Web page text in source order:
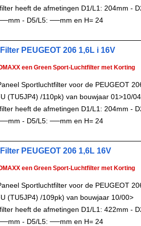
heeft de afmetingen D1/L1: 204mm -
- D5/L5: ──mm en H= 24
PEUGEOT 206 1,6L i 16V
een Green Sport-Luchtfilter met Korting
Sportluchtfilter voor de PEUGEOT
(TU5JP4) /110pk) van bouwjaar 01>10/04
heeft de afmetingen D1/L1: 204mm -
- D5/L5: ──mm en H= 24
PEUGEOT 206 1,6L 16V
een Green Sport-Luchtfilter met Korting
Sportluchtfilter voor de PEUGEOT
(TU5JP4) /109pk) van bouwjaar 10/00>
heeft de afmetingen D1/L1: 422mm -
- D5/L5: ──mm en H= 24